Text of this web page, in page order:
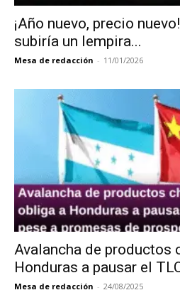
¡Año nuevo, precio
subiría un lempira...
Mesa de redacción - 11/01/2026
Avalancha de productos
Honduras a pausar el
Mesa de redacción - 24/08/2025